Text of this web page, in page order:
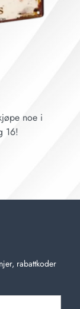
noe i
16!
rabattkoder